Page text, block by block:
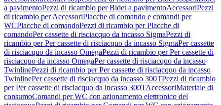
a pavimentoPezzi di ricambio per Bidet a pavimentoAccessoriPezzi
di ricambio per AccessoriPlacche di comando e comandi per
WCPlacche di comandoPezzi di ricambio per Placche di
comandoPer cassette di risciacquo da incasso SigmaPezzi di
ricambio per Per cassette di risciacquo da incasso SigmaPer cassette
di risciacquo da incasso OmegaPezzi di ricambio per Per cassette di
risciacquo da incasso OmegaPer cassette di risciacquo da incasso
TwinlinePezzi di ricambio per Per cassette di risciacquo da incasso
TwinlinePer cassette di risciacquo da incasso 300TPezzi di ricambio
per Per cassette di risciacquo da incasso 300TAccessoriMateriale di
consumoComandi per WC con azionamento elettronico del